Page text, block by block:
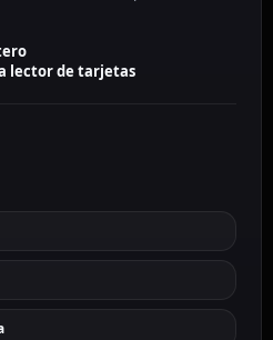
lector de tarjetas